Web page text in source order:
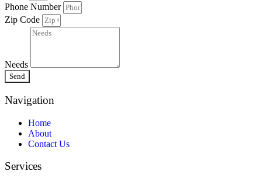
Phone Number
Zip Code
Needs
Send
Navigation
Home
About
Contact Us
Services